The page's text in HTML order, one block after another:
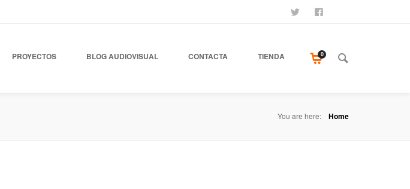
SÍGUENOS
PROYECTOS BLOG AUDIOVISUAL CONTACTA TIENDA 0
You are here: Home